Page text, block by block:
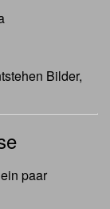
Bilder,
paar